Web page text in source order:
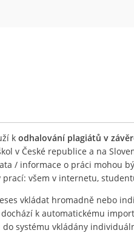
k odhalování plagiátů v
v České republice a na
/ informace o práci mohou
všem v internetu,
vkládat hromadně nebo
dochází k automatickému
do systému vkládány